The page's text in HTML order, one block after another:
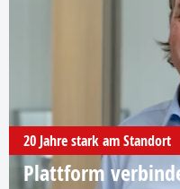
20 Jahre stark am Standort
Plattform